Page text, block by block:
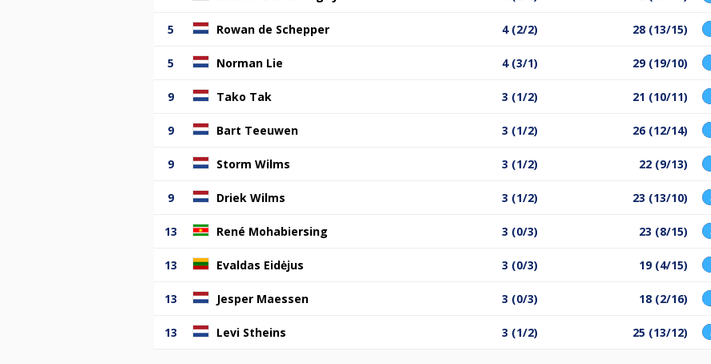
5 Rowan de Schepper 4 (2/2) 28 (13/15)
5 Norman Lie 4 (3/1) 29 (19/10)
9 Tako Tak 3 (1/2) 21 (10/11)
9 Bart Teeuwen 3 (1/2) 26 (12/14)
9 Storm Wilms 3 (1/2) 22 (9/13)
9 Driek Wilms 3 (1/2) 23 (13/10)
13 René Mohabiersing 3 (0/3) 23 (8/15)
13 Evaldas Eidėjus 3 (0/3) 19 (4/15)
13 Jesper Maessen 3 (0/3) 18 (2/16)
13 Levi Stheins 3 (1/2) 25 (13/12)